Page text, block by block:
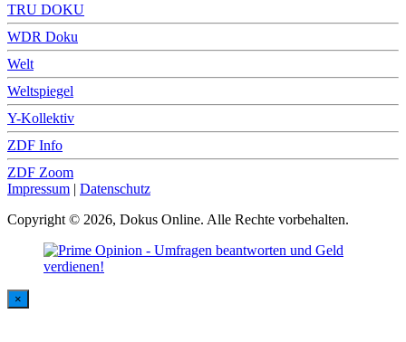
TRU DOKU
WDR Doku
Welt
Weltspiegel
Y-Kollektiv
ZDF Info
ZDF Zoom
Impressum | Datenschutz
Copyright © 2026, Dokus Online. Alle Rechte vorbehalten.
×